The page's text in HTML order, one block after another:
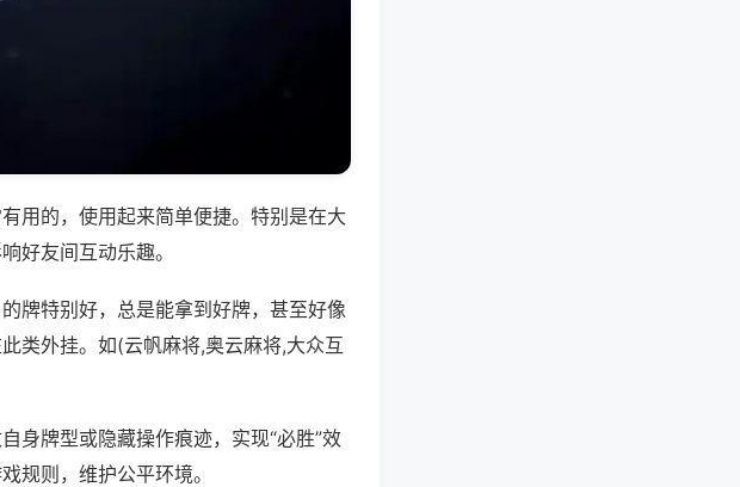
用的，使用起来简单便捷。特别是在大
好友间互动乐趣。
牌特别好，总是能拿到好牌，甚至好像
类外挂。如(云帆麻将,奥云麻将,大众互
身牌型或隐藏操作痕迹，实现“必胜”效
规则，维护公平环境。